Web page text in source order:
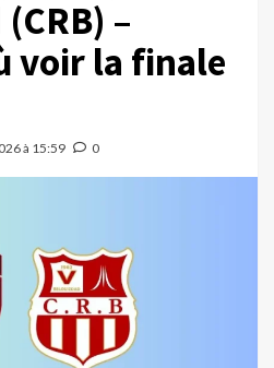
–
voir la finale
à 15:59 0